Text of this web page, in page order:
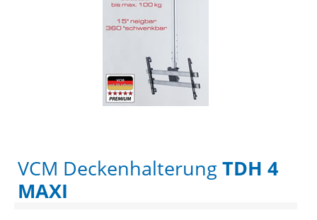
VCM DeckenhalterungTDH 4
MAXI